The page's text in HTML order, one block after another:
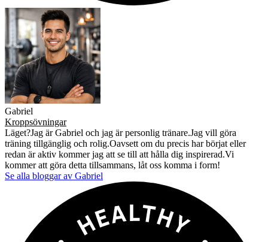
Gabriel
Kroppsövningar
Läget?Jag är Gabriel och jag är personlig tränare.Jag vill göra
träning tillgänglig och rolig.Oavsett om du precis har börjat eller
redan är aktiv kommer jag att se till att hålla dig inspirerad.Vi
kommer att göra detta tillsammans, låt oss komma i form!
Se alla bloggar av Gabriel